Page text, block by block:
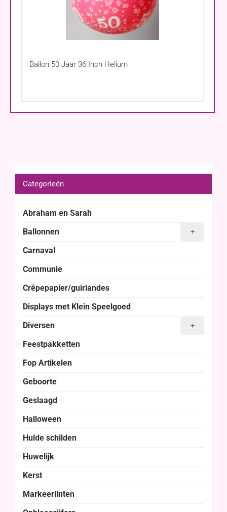
Ballon 50 Jaar 36 Inch Helium
Categorieën
Abraham en Sarah
+
Ballonnen
Carnaval
Communie
Crêpepapier/guirlandes
Displays met Klein Speelgoed
+
Diversen
Feestpakketten
Fop Artikelen
Geboorte
Geslaagd
Halloween
Hulde schilden
Huwelijk
Kerst
Markeerlinten